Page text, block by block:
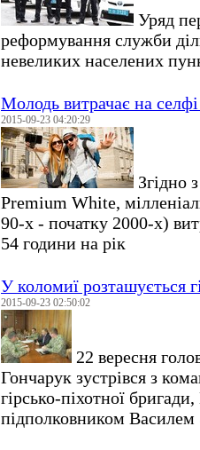
Уряд
реформування служби
невеликих населених
Молодь витрачає на
2015-09-23 04:20:29
Згідно
Premium White,
90-х - початку 2000-х)
54 години на рік
У коломиї розташується
2015-09-23 02:50:02
22 вересня
Гончарук зустрівся з
гірсько-піхотної
підполковником